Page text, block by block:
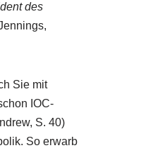
des
Sie mit
IOC-
S. 40)
So erwarb